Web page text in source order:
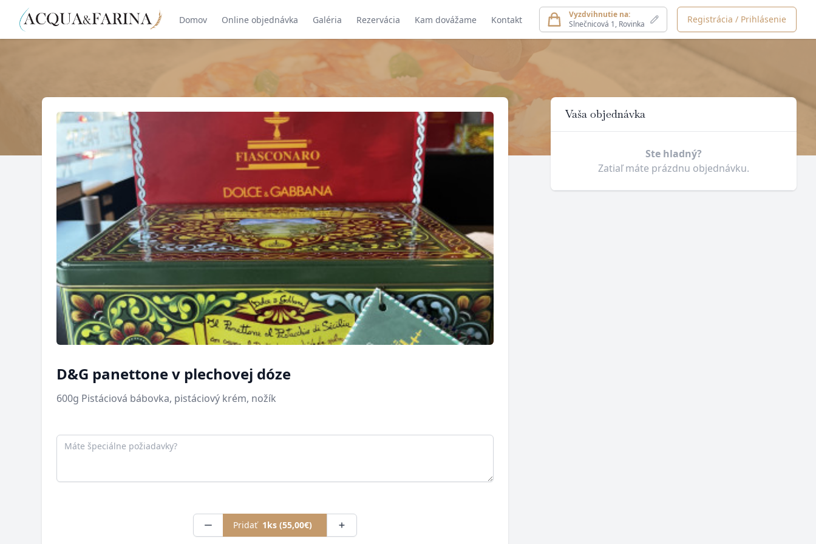
Domov Online objednávka Galéria Rezervácia Kam dovážame Kontakt
Vyzdvihnutie na:
Slnečnicová 1, Rovinka
Registrácia / Prihlásenie
Produkt
D&G panettone v plechovej dóze
600g Pistáciová bábovka, pistáciový krém, nožík
Poznámka
Pridať 1ks (55,00€)
Košík
Vaša objednávka
Ste hladný?
Zatiaľ máte prázdnu objednávku.